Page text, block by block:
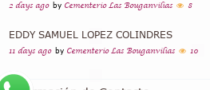
2 days ago by Cementerio Las Bouganvilias 8
EDDY SAMUEL LOPEZ COLINDRES
11 days ago by Cementerio Las Bouganvilias 10